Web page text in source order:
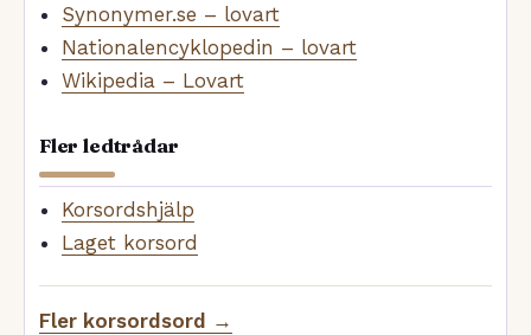
Synonymer.se – lovart
Nationalencyklopedin – lovart
Wikipedia – Lovart
Fler ledtrådar
Korsordshjälp
Laget korsord
Fler korsordsord →